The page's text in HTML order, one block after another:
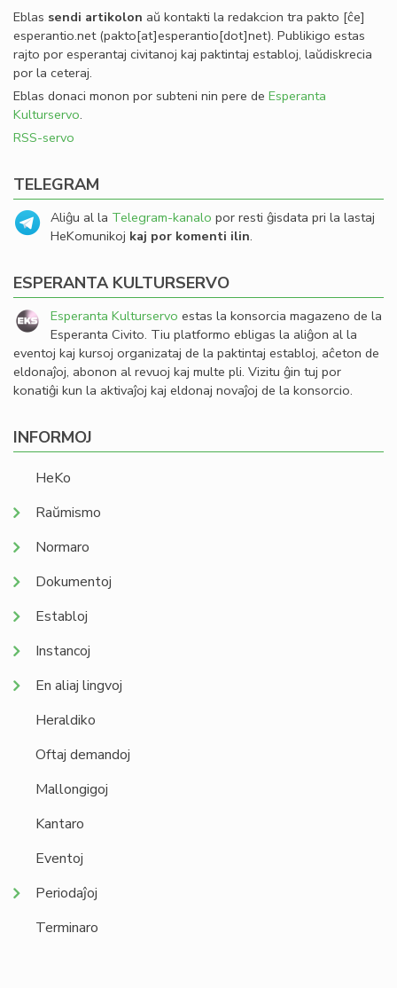
Eblas sendi artikolon aŭ kontakti la redakcion tra pakto [ĉe]
esperantio.net(pakto[at]esperantio[dot]net). Publikigo estas
rajto por esperantaj civitanoj kaj paktintaj establoj, laŭdiskrecia
por la ceteraj.
Eblas donaci monon por subteni nin pere de Esperanta
Kulturservo.
RSS-servo
TELEGRAM
Aliĝu al la Telegram-kanalo por resti ĝisdata pri la lastaj
HeKomunikoj kaj por komenti ilin.
ESPERANTA KULTURSERVO
Esperanta Kulturservo estas la konsorcia magazeno de la
Esperanta Civito. Tiu platformo ebligas la aliĝon al la
eventoj kaj kursoj organizataj de la paktintaj establoj, aĉeton de
eldonaĵoj, abonon al revuoj kaj multe pli. Vizitu ĝin tuj por
konatiĝi kun la aktivaĵoj kaj eldonaj novaĵoj de la konsorcio.
INFORMOJ
HeKo
Raŭmismo
Normaro
Dokumentoj
Establoj
Instancoj
En aliaj lingvoj
Heraldiko
Oftaj demandoj
Mallongigoj
Kantaro
Eventoj
Periodaĵoj
Terminaro